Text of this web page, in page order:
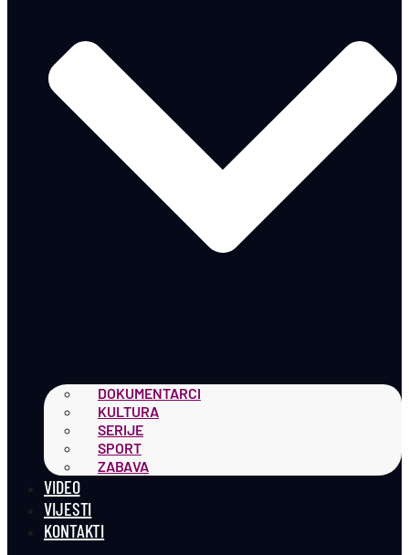
DOKUMENTARCI
KULTURA
SERIJE
SPORT
ZABAVA
VIDEO
VIJESTI
KONTAKTI